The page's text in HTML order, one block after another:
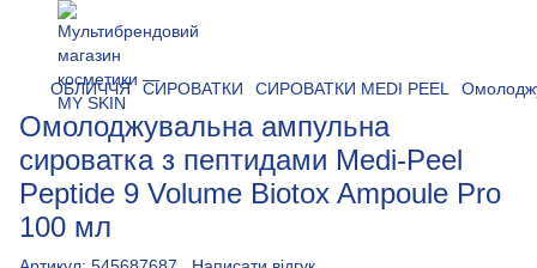
ОБЛИЧЧЯ СИРОВАТКИ СИРОВАТКИ MEDI PEEL
Омолоджувальна ампульна
сироватка з пептидами Medi-Peel
Peptide 9 Volume Biotox Ampoule Pro
100 мл